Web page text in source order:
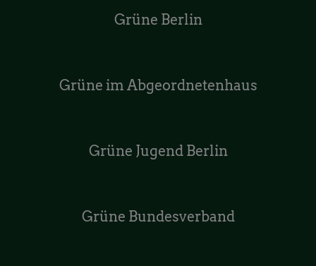
Grüne Berlin
Grüne im Abgeordnetenhaus
Grüne Jugend Berlin
Grüne Bundesverband